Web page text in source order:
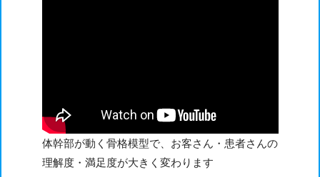
体幹部が動く骨格模型で、お客さん・患者さんの
理解度・満足度が大きく変わります